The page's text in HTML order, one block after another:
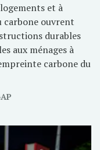
et à
carbone ouvrent
durables
aux ménages à
carbone du